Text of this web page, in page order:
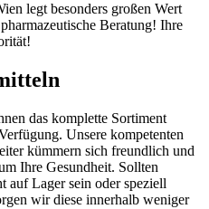
legt besonders großen Wert
Beratung! Ihre
das komplette Sortiment
Unsere kompetenten
kümmern sich freundlich und
Ihre Gesundheit. Sollten
auf Lager sein oder speziell
wir diese innerhalb weniger